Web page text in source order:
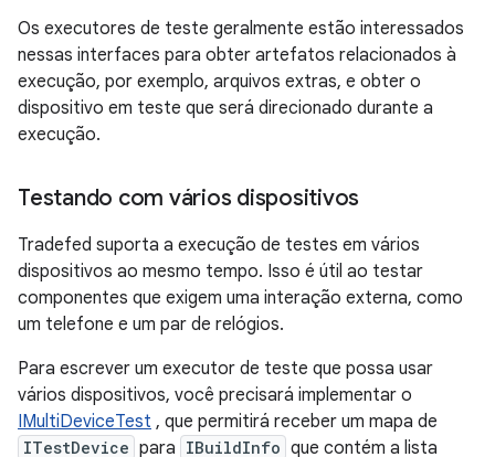
Os executores de teste geralmente estão interessados ​​
nessas interfaces para obter artefatos relacionados à
execução, por exemplo, arquivos extras, e obter o
dispositivo em teste que será direcionado durante a
execução.
Testando com vários dispositivos
Tradefed suporta a execução de testes em vários
dispositivos ao mesmo tempo. Isso é útil ao testar
componentes que exigem uma interação externa, como
um telefone e um par de relógios.
Para escrever um executor de teste que possa usar
vários dispositivos, você precisará implementar o
IMultiDeviceTest , que permitirá receber um mapa de
ITestDevice para IBuildInfo que contém a lista